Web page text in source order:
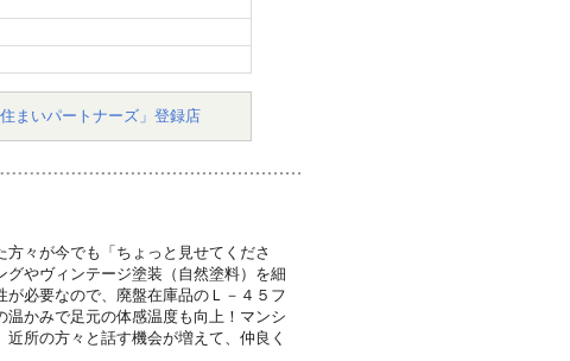
まいパートナーズ」登録店
方々が今でも「ちょっと見せてくださ
やヴィンテージ塗装（自然塗料）を細
必要なので、廃盤在庫品のＬ－４５フ
かみで足元の体感温度も向上！マンシ
所の方々と話す機会が増えて、仲良く